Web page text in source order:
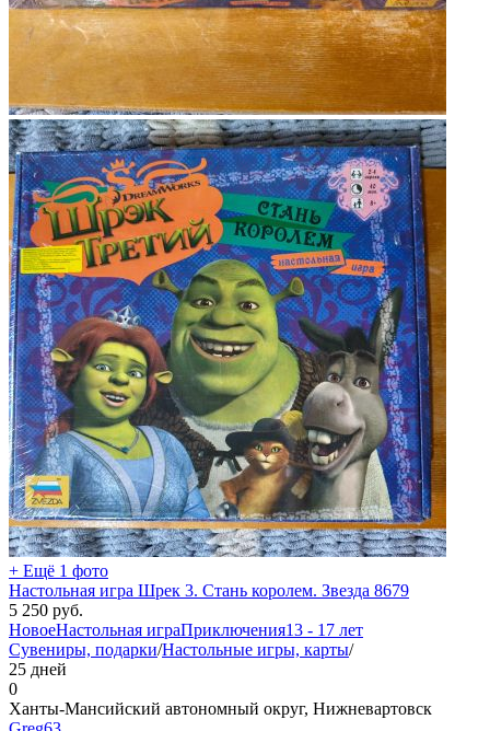
+ Ещё 1 фото
Настольная игра Шрек 3. Стань королем. Звезда 8679
5 250 руб.
НовоеНастольная играПриключения13 - 17 лет
Сувениры, подарки/Настольные игры, карты/
25 дней
0
Ханты-Мансийский автономный округ, Нижневартовск